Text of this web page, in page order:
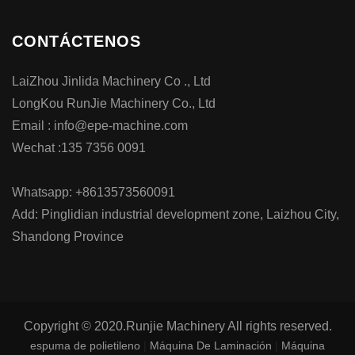
CONTÁCTENOS
LaiZhou Jinlida Machinery Co ., Ltd
LongKou RunJie Machinery Co., Ltd
Email : info@epe-machine.com
Wechat :135 7356 0091
Whatsapp: +8613573560091
Add: Pinglidian industrial development zone, Laizhou City,
Shandong Province
Copyright © 2020.Runjie Machinery All rights reserved.
espuma de polietileno Máquina De Laminación
Máquina